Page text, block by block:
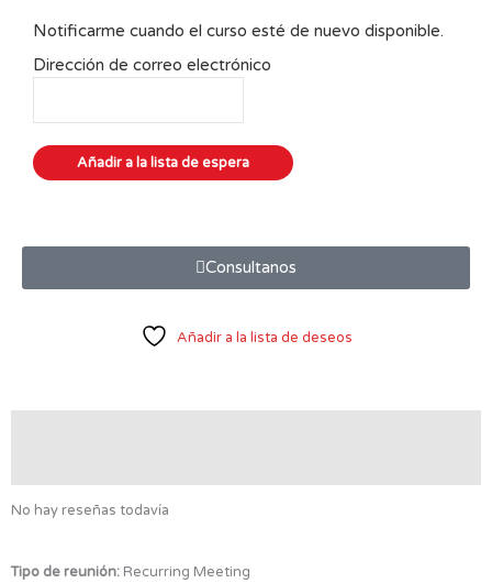
Notificarme cuando el curso esté de nuevo disponible.
Dirección de correo electrónico
Consultanos
Añadir a la lista de deseos
No hay reseñas todavía
Tipo de reunión: Recurring Meeting